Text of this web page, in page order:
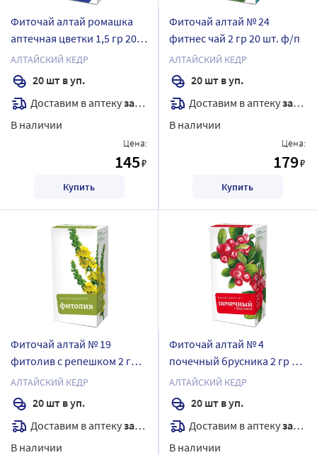
Фиточай алтай ромашка
аптечная цветки 1,5 гр 20
шт. ф/п
АЛТАЙСКИЙ КЕДР
20 шт в уп.
Доставим в аптекузавтра
В наличии
Цена:
145₽
Купить
Фиточай алтай № 24
фитнес чай 2 гр 20 шт. ф/п
АЛТАЙСКИЙ КЕДР
20 шт в уп.
Доставим в аптекузавтра
В наличии
Цена:
179₽
Купить
Фиточай алтай № 19
фитолив с репешком 2 гр
20 шт. ф/п
АЛТАЙСКИЙ КЕДР
20 шт в уп.
Доставим в аптекузавтра
В наличии
Фиточай алтай № 4
почечный брусника 2 гр 20
шт. ф/п
АЛТАЙСКИЙ КЕДР
20 шт в уп.
Доставим в аптекузавтра
В наличии